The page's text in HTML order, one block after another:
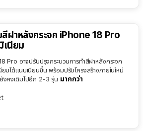
ฝาหลังกระจก iPhone 18 Pro
เนียม
Pro อาจปรับปรุงกระบวนการทำสีฝาหลังกระจก
ยมได้แนบเนียนขึ้น พร้อมปรับโครงสร้างภายในใหม่
งคงเดิมไปอีก 2-3 รุ่น มากกว่า